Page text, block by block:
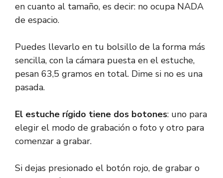
en cuanto al tamaño, es decir: no ocupa NADA
de espacio.
Puedes llevarlo en tu bolsillo de la forma más
sencilla, con la cámara puesta en el estuche,
pesan 63,5 gramos en total. Dime si no es una
pasada.
El estuche rígido tiene dos botones: uno para
elegir el modo de grabación o foto y otro para
comenzar a grabar.
Si dejas presionado el botón rojo, de grabar o